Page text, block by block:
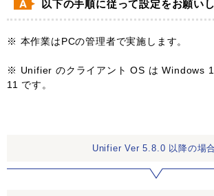
以下の手順に従って設定をお願いし
※ 本作業はPCの管理者で実施します。
※ Unifier のクライアント OS は Windows
11 です。
Unifier Ver 5.8.0 以降の場